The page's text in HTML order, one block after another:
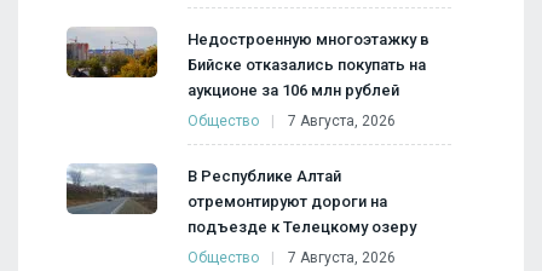
Недостроенную многоэтажку в
Бийске отказались покупать на
аукционе за 106 млн рублей
Общество 7 Августа, 2026
В Республике Алтай
отремонтируют дороги на
подъезде к Телецкому озеру
Общество 7 Августа, 2026